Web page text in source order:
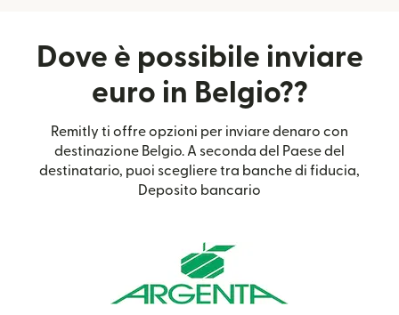
Dove è possibile inviare
euro in Belgio??
Remitly ti offre opzioni per inviare denaro con
destinazione Belgio. A seconda del Paese del
destinatario, puoi scegliere tra banche di fiducia,
Deposito bancario